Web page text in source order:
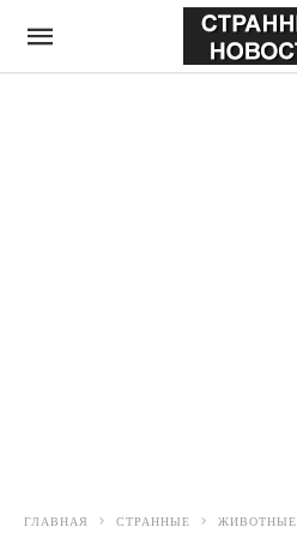
ГЛАВНАЯ СТРАННЫЕ ЖИВОТНЫЕ